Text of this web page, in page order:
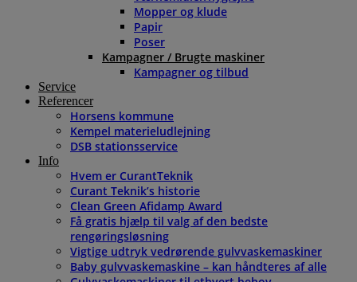
Mopper og klude
Papir
Poser
Kampagner / Brugte maskiner
Kampagner og tilbud
Service
Referencer
Horsens kommune
Kempel materieludlejning
DSB stationsservice
Info
Hvem er CurantTeknik
Curant Teknik’s historie
Clean Green Afidamp Award
Få gratis hjælp til valg af den bedste
rengøringsløsning
Vigtige udtryk vedrørende gulvvaskemaskiner
Baby gulvvaskemaskine – kan håndteres af alle